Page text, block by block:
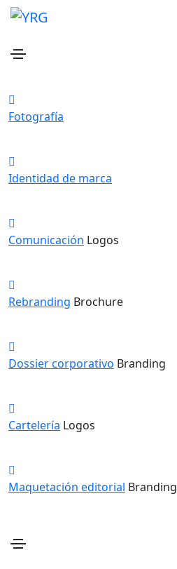
Fotografía
Identidad de marca
Comunicación Logos
Rebranding Brochure
Dossier corporativo Branding
Cartelería Logos
Maquetación editorial Branding